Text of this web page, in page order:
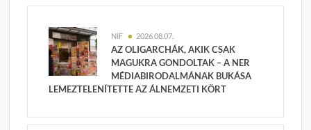
NIF 2026.08.07.
AZ OLIGARCHÁK, AKIK CSAK
MAGUKRA GONDOLTAK – A NER
MÉDIABIRODALMÁNAK BUKÁSA
LEMEZTELENÍTETTE AZ ÁLNEMZETI KÖRT